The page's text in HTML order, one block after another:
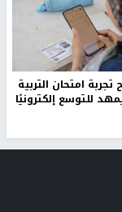
تجربة امتحان التربية
للتوسع إلكترونيًا